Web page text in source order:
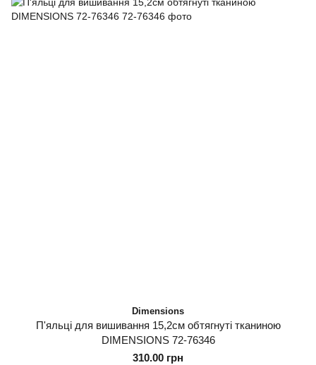
Dimensions
П'яльці для вишивання 15,2см обтягнуті тканиною
DIMENSIONS 72-76346
310.00 грн